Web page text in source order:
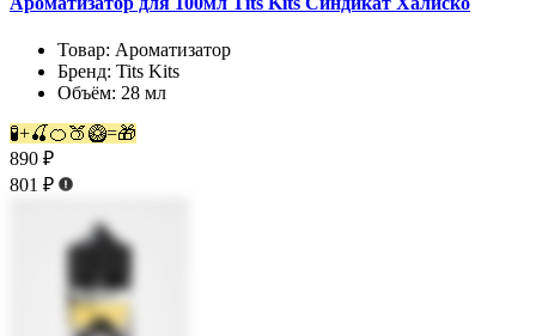
Товар: Ароматизатор
Бренд: Tits Kits
Объём: 28 мл
🧪+🍒🍊🍑🥝=🎁
890 ₽
801 ₽